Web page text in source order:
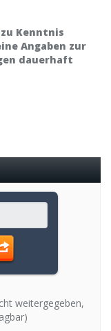
zu Kenntnis
Angaben zur
dauerhaft
weitergegeben,